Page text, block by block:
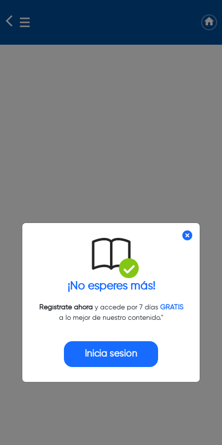
¡No esperes más!
Regístrate ahoray accede por 7 días GRATIS
a lo mejor de nuestro contenido."
Inicia sesión